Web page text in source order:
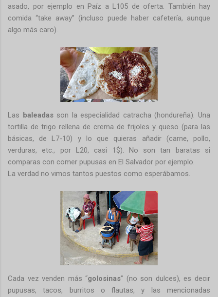
asado, por ejemplo en Paíz a L105 de oferta. También hay
comida “take away” (incluso puede haber cafetería, aunque
algo más caro).
Las baleadasson la especialidad catracha (hondureña). Una
tortilla de trigo rellena de crema de frijoles y queso (para las
básicas, de L7-10) y lo que quieras añadir (carne, pollo,
verduras, etc., por L20, casi 1$). No son tan baratas si
comparas con comer pupusas en El Salvador por ejemplo.
La verdad no vimos tantos puestos como esperábamos.
Cada vez venden más “golosinas” (no son dulces), es decir
pupusas, tacos, burritos o flautas, y las mencionadas